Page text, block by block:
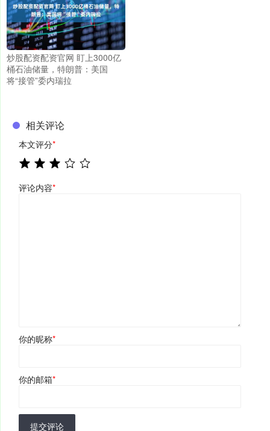
炒股配资配资官网 盯上3000亿
桶石油储量，特朗普：美国
将“接管”委内瑞拉
相关评论
本文评分*
评论内容*
你的昵称*
你的邮箱*
提交评论